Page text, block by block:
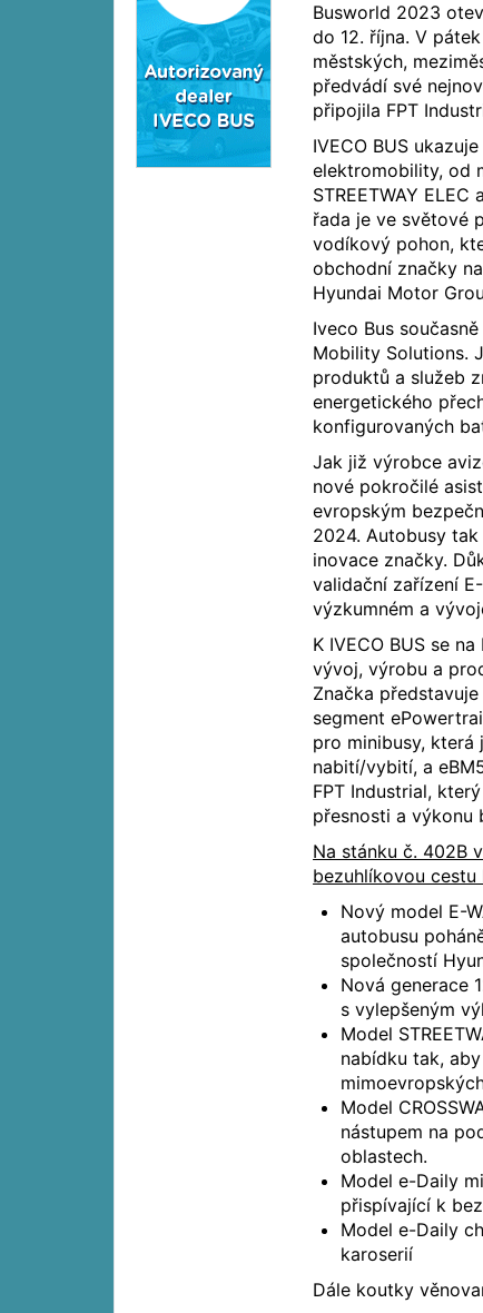
Busworld 2023
do 12. října. V
městských,
předvádí své
připojila FPT
IVECO BUS
elektromobility, od
STREETWAY
řada je ve světové
vodíkový pohon,
obchodní značky
Hyundai Motor
Iveco Bus
Mobility Solutions.
produktů a služeb
energetického
konfigurovaných
Jak již výrobce
nové pokročilé
evropským
2024. Autobusy
inovace značky.
validační zařízení
výzkumném a
K IVECO BUS se
vývoj, výrobu a
Značka
segment
pro minibusy,
nabití/vybití, a
FPT Industrial,
přesnosti a výkonu
Na stánku č. 402B
bezuhlíkovou cestu
Nový model E-
autobusu
společností
Nová generace
s vylepšeným
Model
nabídku tak,
Model
nástupem na
oblastech.
Model e-Daily
přispívající k
Model e-Daily
karoserií
Dále koutky